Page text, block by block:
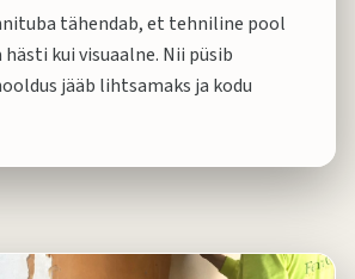
tähendab, et tehniline pool
kui visuaalne. Nii püsib
jääb lihtsamaks ja kodu